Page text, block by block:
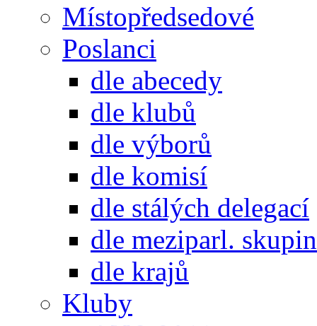
Místopředsedové
Poslanci
dle abecedy
dle klubů
dle výborů
dle komisí
dle stálých delegací
dle meziparl. skupin
dle krajů
Kluby